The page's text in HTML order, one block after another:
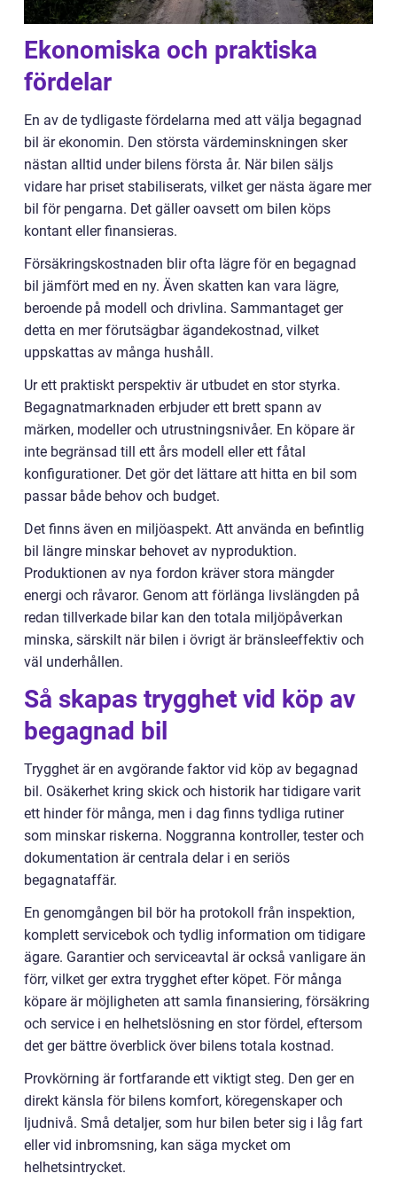
Ekonomiska och praktiska
fördelar
En av de tydligaste fördelarna med att välja begagnad
bil är ekonomin. Den största värdeminskningen sker
nästan alltid under bilens första år. När bilen säljs
vidare har priset stabiliserats, vilket ger nästa ägare mer
bil för pengarna. Det gäller oavsett om bilen köps
kontant eller finansieras.
Försäkringskostnaden blir ofta lägre för en begagnad
bil jämfört med en ny. Även skatten kan vara lägre,
beroende på modell och drivlina. Sammantaget ger
detta en mer förutsägbar ägandekostnad, vilket
uppskattas av många hushåll.
Ur ett praktiskt perspektiv är utbudet en stor styrka.
Begagnatmarknaden erbjuder ett brett spann av
märken, modeller och utrustningsnivåer. En köpare är
inte begränsad till ett års modell eller ett fåtal
konfigurationer. Det gör det lättare att hitta en bil som
passar både behov och budget.
Det finns även en miljöaspekt. Att använda en befintlig
bil längre minskar behovet av nyproduktion.
Produktionen av nya fordon kräver stora mängder
energi och råvaror. Genom att förlänga livslängden på
redan tillverkade bilar kan den totala miljöpåverkan
minska, särskilt när bilen i övrigt är bränsleeffektiv och
väl underhållen.
Så skapas trygghet vid köp av
begagnad bil
Trygghet är en avgörande faktor vid köp av begagnad
bil. Osäkerhet kring skick och historik har tidigare varit
ett hinder för många, men i dag finns tydliga rutiner
som minskar riskerna. Noggranna kontroller, tester och
dokumentation är centrala delar i en seriös
begagnataffär.
En genomgången bil bör ha protokoll från inspektion,
komplett servicebok och tydlig information om tidigare
ägare. Garantier och serviceavtal är också vanligare än
förr, vilket ger extra trygghet efter köpet. För många
köpare är möjligheten att samla finansiering, försäkring
och service i en helhetslösning en stor fördel, eftersom
det ger bättre överblick över bilens totala kostnad.
Provkörning är fortfarande ett viktigt steg. Den ger en
direkt känsla för bilens komfort, köregenskaper och
ljudnivå. Små detaljer, som hur bilen beter sig i låg fart
eller vid inbromsning, kan säga mycket om
helhetsintrycket.